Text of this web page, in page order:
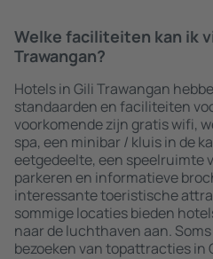
Welke faciliteiten kan ik
Trawangan?
Hotels in Gili Trawangan
standaarden en faciliteiten
voorkomende zijn gratis wifi,
spa, een minibar / kluis in de
eetgedeelte, een speelruimte
parkeren en informatieve
interessante toeristische
sommige locaties bieden
naar de luchthaven aan.
bezoeken van topattracties in